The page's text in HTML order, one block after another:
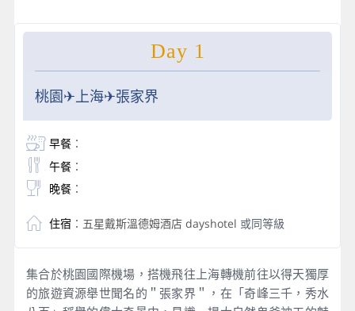
Day 1
桃園✈上海✈張家界
早餐：
午餐：
晚餐：
住宿 ： 五星戴斯溫德姆酒店 dayshotel 或同等級
集合於桃園國際機場，搭機飛往上海轉機前往以得天獨厚
的旅遊資源舉世聞名的＂張家界＂，在「奇峰三千，秀水